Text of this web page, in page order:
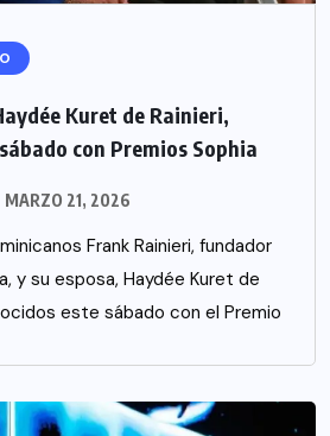
Kuret de Rainieri,
con Premios Sophia
MARZO 21, 2026
Frank Rainieri, fundador
y su esposa, Haydée Kuret de
este sábado con el Premio